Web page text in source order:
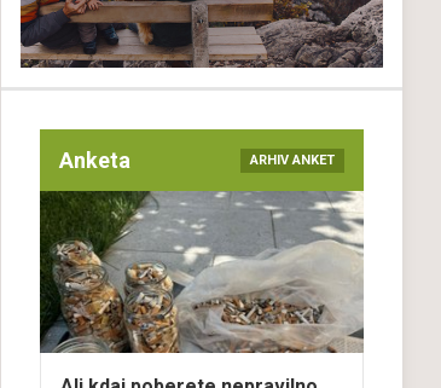
Anketa ARHIV ANKET